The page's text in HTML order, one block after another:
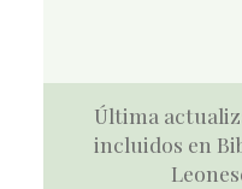
Última
incluidos en